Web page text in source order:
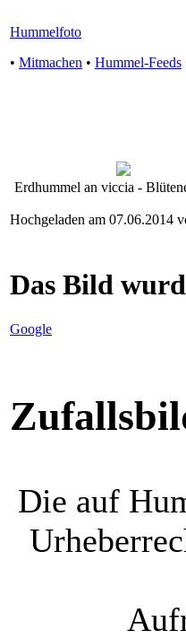
Hummelfoto
• Mitmachen • Hummel-Feeds
Erdhummel an viccia -
Hochgeladen am 07.06.2014
Das Bild
Google
Die auf